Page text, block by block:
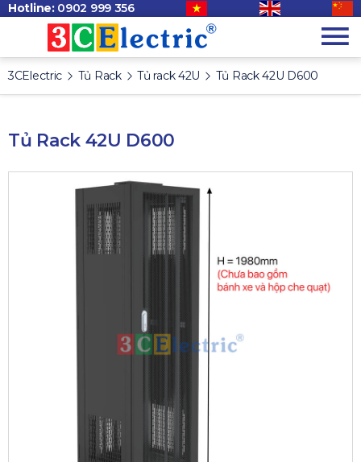
Hotline: 0902 999 356
3CElectric Tủ Rack Tủ rack 42U Tủ Rack 42U D600
Tủ Rack 42U D600